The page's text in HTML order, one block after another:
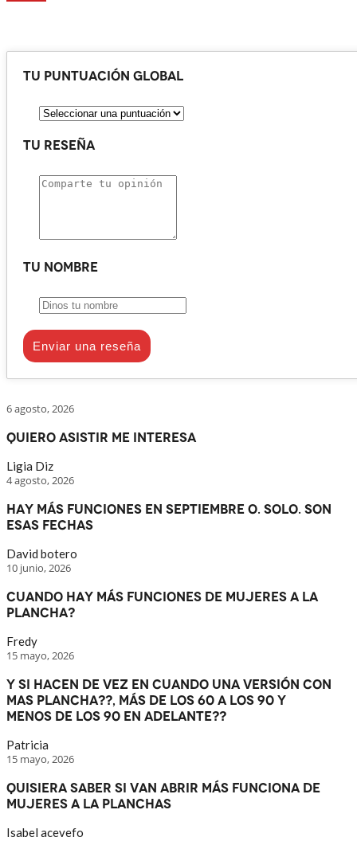
Tu puntuación global
Tu reseña
Tu nombre
Enviar una reseña
6 agosto, 2026
Quiero asistir me interesa
Ligia Diz
4 agosto, 2026
Hay más funciones en septiembre o. Solo. Son
esas fechas
David botero
10 junio, 2026
Cuando hay más funciones de mujeres a la
plancha?
Fredy
15 mayo, 2026
Y si hacen de vez en cuando una versión con
mas plancha??, más de los 60 a los 90 y
menos de los 90 en adelante??
Patricia
15 mayo, 2026
Quisiera saber si van abrir más funciona de
mujeres a la planchas
Isabel acevefo